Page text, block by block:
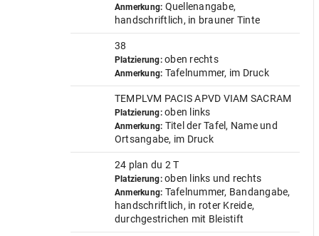
Anmerkung: Quellenangabe,
handschriftlich, in brauner Tinte
38
Platzierung:oben rechts
Anmerkung: Tafelnummer, im Druck
TEMPLVM PACIS APVD VIAM SACRAM
Platzierung:oben links
Anmerkung: Titel der Tafel, Name und
Ortsangabe, im Druck
24 plan du 2 T
Platzierung:oben links und rechts
Anmerkung: Tafelnummer, Bandangabe,
handschriftlich, in roter Kreide,
durchgestrichen mit Bleistift